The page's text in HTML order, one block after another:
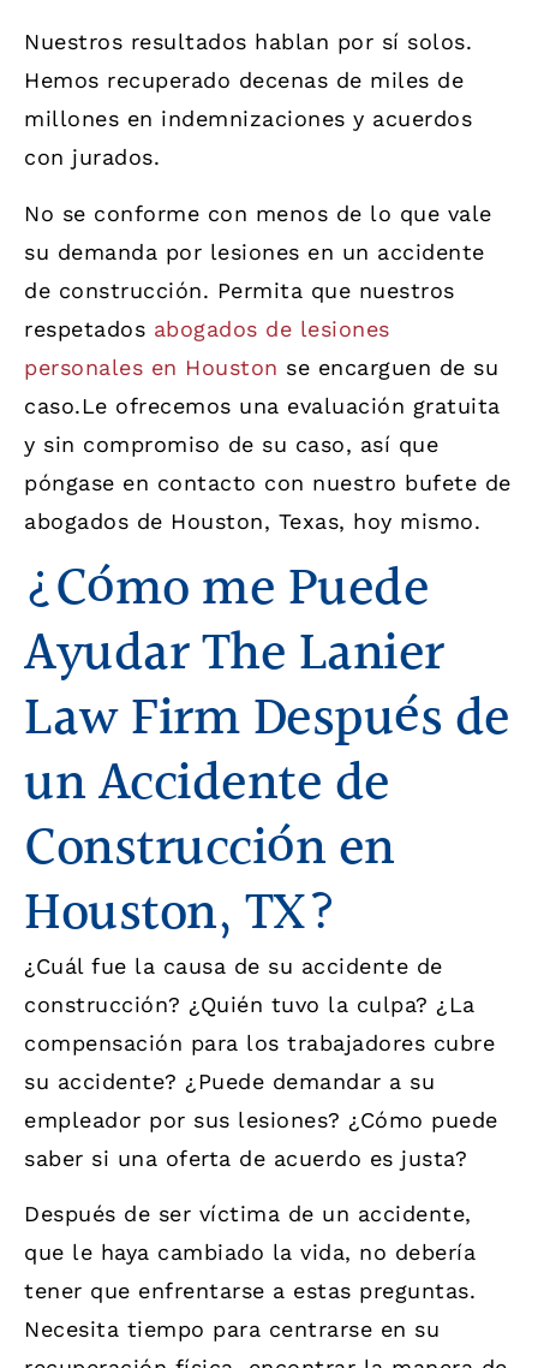
Nuestros resultados hablan por sí solos.
Hemos recuperado decenas de miles de
millones en indemnizaciones y acuerdos
con jurados.
No se conforme con menos de lo que vale
su demanda por lesiones en un accidente
de construcción. Permita que nuestros
respetados abogados de lesiones
personales en Houston se encarguen de su
caso.Le ofrecemos una evaluación gratuita
y sin compromiso de su caso, así que
póngase en contacto con nuestro bufete de
abogados de Houston, Texas, hoy mismo.
¿Cómo me Puede
Ayudar The Lanier
Law Firm Después de
un Accidente de
Construcción en
Houston, TX?
¿Cuál fue la causa de su accidente de
construcción? ¿Quién tuvo la culpa? ¿La
compensación para los trabajadores cubre
su accidente? ¿Puede demandar a su
empleador por sus lesiones? ¿Cómo puede
saber si una oferta de acuerdo es justa?
Después de ser víctima de un accidente,
que le haya cambiado la vida, no debería
tener que enfrentarse a estas preguntas.
Necesita tiempo para centrarse en su